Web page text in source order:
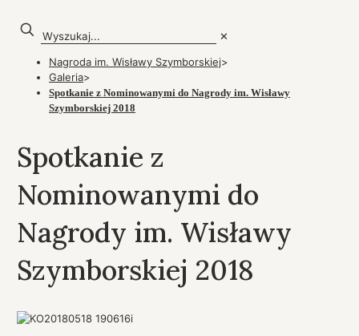
✕
Nagroda im. Wisławy Szymborskiej>
Galeria>
Spotkanie z Nominowanymi do Nagrody im. Wisławy
Szymborskiej 2018
Spotkanie z
Nominowanymi do
Nagrody im. Wisławy
Szymborskiej 2018